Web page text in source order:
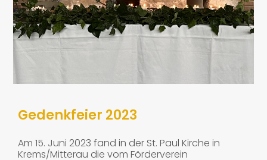
Gedenkfeier 2023
Am 15. Juni 2023 fand in der St. Paul Kirche in
Krems/Mitterau die vom Förderverein